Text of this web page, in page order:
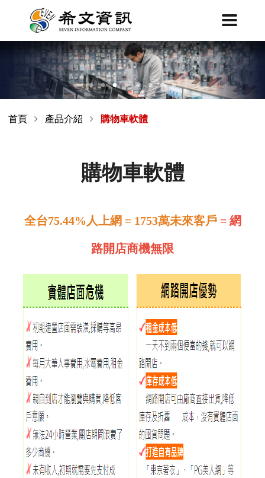
首頁 產品介紹 購物車軟體
購物車軟體
全台75.44%人上網 = 1753萬未來客戶 = 網
路開店商機無限